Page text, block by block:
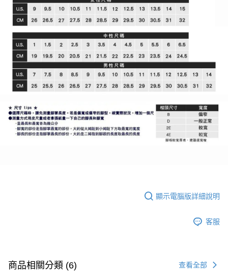
顯示電腦版詳細說明
客服
商品相關分類 (6) 查看全部